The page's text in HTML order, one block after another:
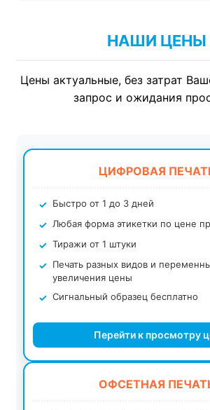
НАШИ ЦЕНЫ
Цены актуальные, без затрат
запрос и ожидания
ЦИФРОВАЯ
Быстро от 1 до 3 дней
Любая форма этикетки по цене
Тиражи от 1 штуки
Печать разных видов и
увеличения цены
Сигнальный образец бесплатно
Перейти к просмотру
ОФСЕТНАЯ